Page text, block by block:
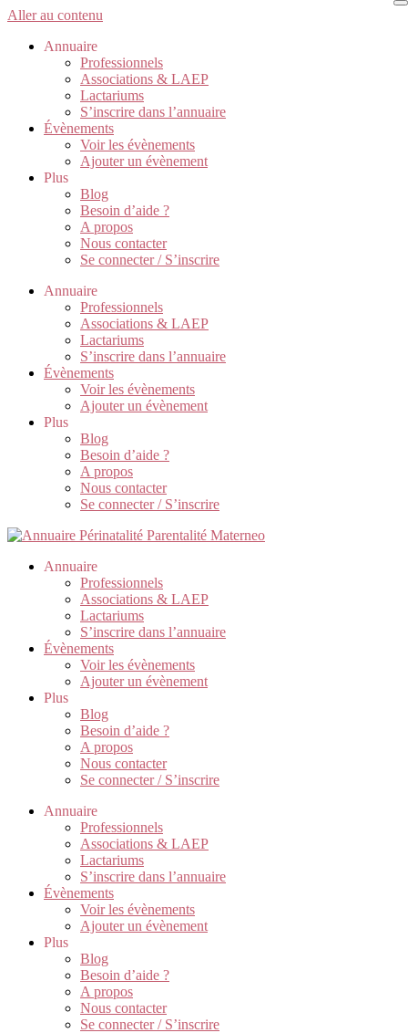
Aller au contenu
Annuaire
Professionnels
Associations & LAEP
Lactariums
S’inscrire dans l’annuaire
Évènements
Voir les évènements
Ajouter un évènement
Plus
Blog
Besoin d’aide ?
A propos
Nous contacter
Se connecter / S’inscrire
Annuaire
Professionnels
Associations & LAEP
Lactariums
S’inscrire dans l’annuaire
Évènements
Voir les évènements
Ajouter un évènement
Plus
Blog
Besoin d’aide ?
A propos
Nous contacter
Se connecter / S’inscrire
Annuaire
Professionnels
Associations & LAEP
Lactariums
S’inscrire dans l’annuaire
Évènements
Voir les évènements
Ajouter un évènement
Plus
Blog
Besoin d’aide ?
A propos
Nous contacter
Se connecter / S’inscrire
Annuaire
Professionnels
Associations & LAEP
Lactariums
S’inscrire dans l’annuaire
Évènements
Voir les évènements
Ajouter un évènement
Plus
Blog
Besoin d’aide ?
A propos
Nous contacter
Se connecter / S’inscrire